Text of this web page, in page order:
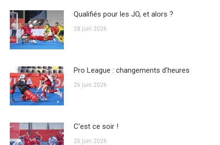
Qualifiés pour les JO, et alors ?
28 juin 2026
Pro League : changements d’heures
26 juin 2026
C’est ce soir !
25 juin 2026